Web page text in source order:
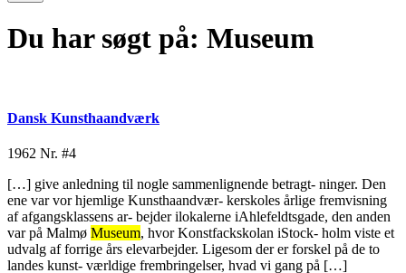
Du har søgt på: Museum
Dansk Kunsthaandværk
1962 Nr. #4
[…] give anledning til nogle sammenlignende betragt- ninger. Den
ene var vor hjemlige Kunsthaandvær- kerskoles årlige fremvisning
af afgangsklassens ar- bejder ilokalerne iAhlefeldtsgade, den anden
var på Malmø Museum, hvor Konstfackskolan iStock- holm viste et
udvalg af forrige års elevarbejder. Ligesom der er forskel på de to
landes kunst- værldige frembringelser, hvad vi gang på […]